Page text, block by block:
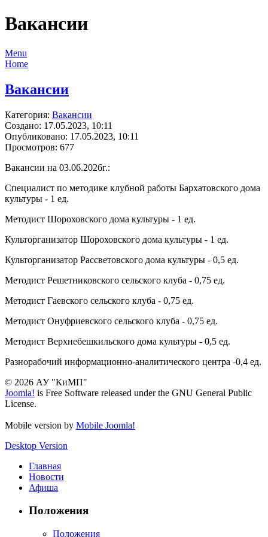
Вакансии
Menu
Home
Вакансии
Категория: Вакансии
Создано: 17.05.2023, 10:11
Опубликовано: 17.05.2023, 10:11
Просмотров: 677
Вакансии на 03.06.2026г.:
Специалист по методике клубной работы Бархатовского дома
культуры - 1 ед.
Методист Шороховского дома культуры - 1 ед.
Культорганизатор Шороховского дома культуры - 1 ед.
Культорганизатор Рассветовского дома культуры - 0,5 ед.
Методист Решетниковского сельского клуба - 0,75 ед.
Методист Гаевского сельского клуба - 0,75 ед.
Методист Онуфриевского сельского клуба - 0,75 ед.
Методист Верхнебешкильского дома культуры - 0,5 ед.
Разнорабочий информационно-аналитического центра -0,4 ед.
© 2026 АУ "КиМП"
Joomla! is Free Software released under the GNU General Public
License.
Mobile version by Mobile Joomla!
Desktop Version
Главная
Новости
Афиша
Положения
Положения